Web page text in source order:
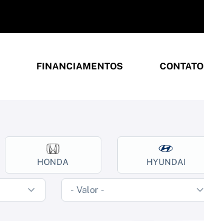
FINANCIAMENTOS CONTATO
HONDA HYUNDAI